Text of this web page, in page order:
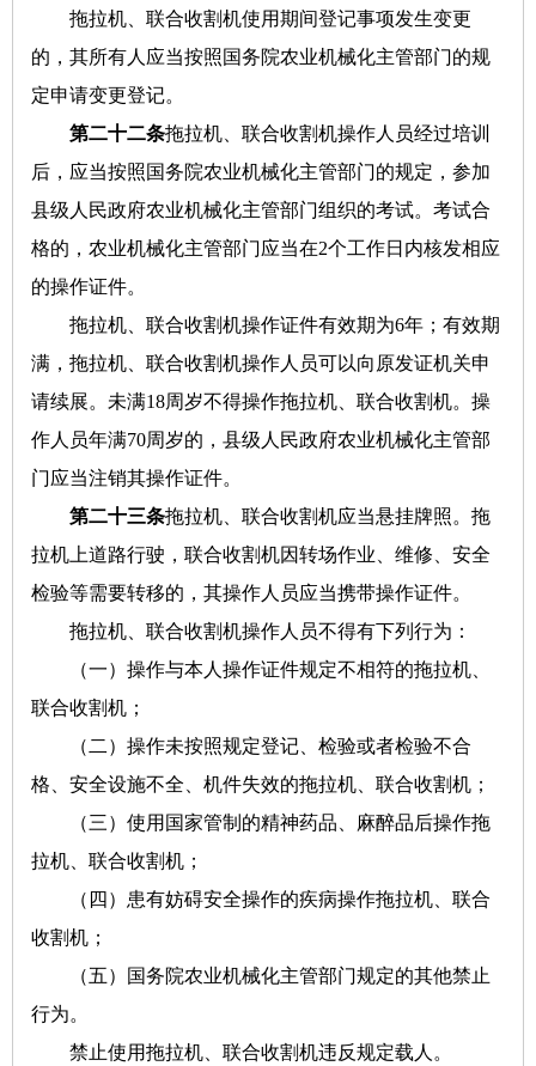
拖拉机、联合收割机使用期间登记事项发生变更
的，其所有人应当按照国务院农业机械化主管部门的规
定申请变更登记。
第二十二条拖拉机、联合收割机操作人员经过培训
后，应当按照国务院农业机械化主管部门的规定，参加
县级人民政府农业机械化主管部门组织的考试。考试合
格的，农业机械化主管部门应当在2个工作日内核发相应
的操作证件。
拖拉机、联合收割机操作证件有效期为6年；有效期
满，拖拉机、联合收割机操作人员可以向原发证机关申
请续展。未满18周岁不得操作拖拉机、联合收割机。操
作人员年满70周岁的，县级人民政府农业机械化主管部
门应当注销其操作证件。
第二十三条拖拉机、联合收割机应当悬挂牌照。拖
拉机上道路行驶，联合收割机因转场作业、维修、安全
检验等需要转移的，其操作人员应当携带操作证件。
拖拉机、联合收割机操作人员不得有下列行为：
（一）操作与本人操作证件规定不相符的拖拉机、
联合收割机；
（二）操作未按照规定登记、检验或者检验不合
格、安全设施不全、机件失效的拖拉机、联合收割机；
（三）使用国家管制的精神药品、麻醉品后操作拖
拉机、联合收割机；
（四）患有妨碍安全操作的疾病操作拖拉机、联合
收割机；
（五）国务院农业机械化主管部门规定的其他禁止
行为。
禁止使用拖拉机、联合收割机违反规定载人。